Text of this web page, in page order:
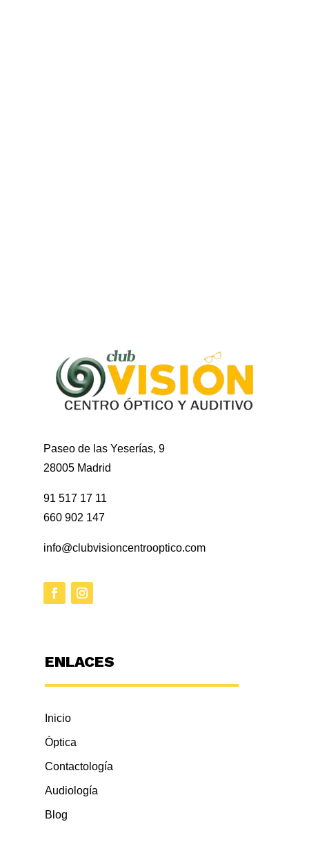
Paseo de las Yeserías, 9
28005 Madrid
91 517 17 11
660 902 147
info@clubvisioncentrooptico.com
ENLACES
Inicio
Óptica
Contactología
Audiología
Blog